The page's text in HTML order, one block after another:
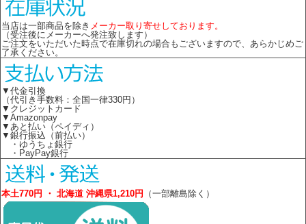
当店は一部商品を除き メーカー取り寄せしております。
（受注後にメーカーへ発注致します）
ご注文をいただいた時点で在庫切れの場合もございますので、あらかじめご
了承ください。
▼代金引換
（代引き手数料：全国一律330円）
▼クレジットカード
▼Amazonpay
▼あと払い（ペイディ）
▼銀行振込（前払い）
・ゆうちょ銀行
・PayPay銀行
本土770円 ・ 北海道 沖縄県1,210円 （一部離島除く）